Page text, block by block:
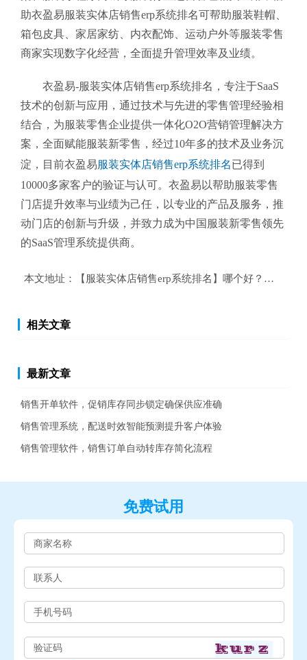
助衣盈易服装实体店销售erp系统排名可帮助服装鞋帽、
箱包皮具、家居家纺、内衣配饰、运动户外等服装零售
商家实现数字化经营，全面提升管理效率及业绩。
衣盈易-服装实体店销售erp系统排名 ，专注于SaaS
技术的创新与应用，通过技术与先进的零售管理经验相
结合，为服装零售企业提供一体化O2O营销管理解决方
案，全面赋能服装新零售，经过10年多的技术及业务沉
淀，目前衣盈易服装实体店销售erp系统排名已得到
10000多家客户的验证与认可。衣盈易以帮助服装零售
门店提升效率与业绩为己任，以专业的产品及服务，推
动门店的创新与升级，并致力成为中国服装新零售领先
的SaaS管理系统提供商。
本文地址： 【服装实体店销售erp系统排名】哪个好？服装实
相关文章
最新文章
销售开单软件，促销库存同步锁定确保供应准确
销售管理系统，配送时效智能预测提升客户体验
销售管理软件，销售订单自动转库存简化流程
免费试用